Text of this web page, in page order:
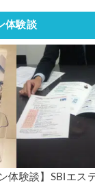
体験談
体験談】SBIエス